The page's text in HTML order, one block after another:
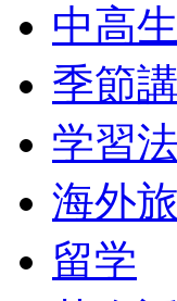
中高生
季節
学習法
海外
留学